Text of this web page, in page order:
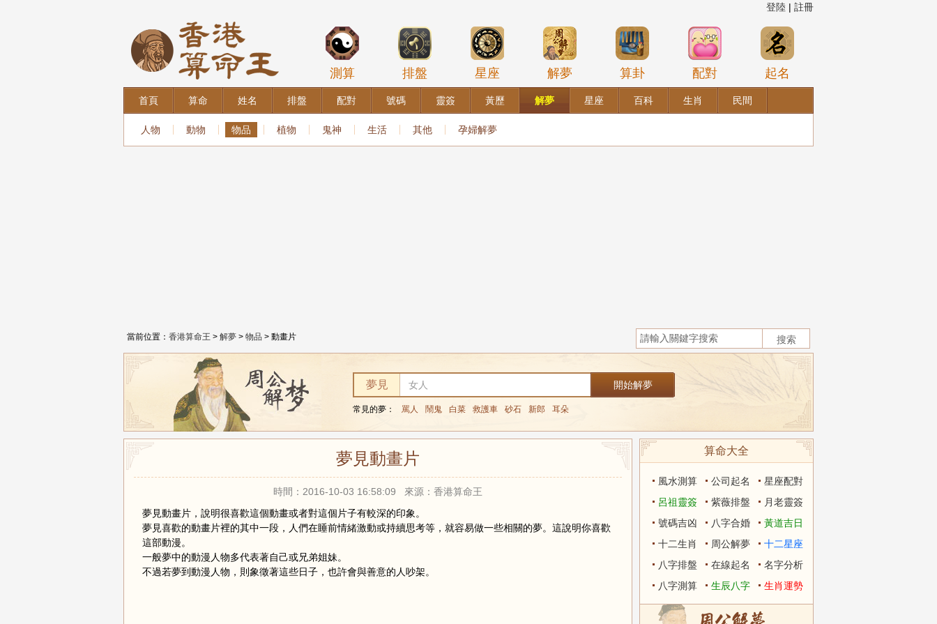
登陸 | 註冊
測算 排盤 星座 解夢 算卦 配對 起名
首頁 算命 姓名 排盤 配對 號碼 靈簽 黃歷 解夢 星座 百科 生肖 民間
人物 動物 物品 植物 鬼神 生活 其他 孕婦解夢
當前位置： 香港算命王 > 解夢 > 物品 > 動畫片
夢見
常見的夢： 罵人 鬧鬼 白菜 救護車 砂石 新郎 耳朵
夢見動畫片
時間：2016-10-03 16:58:09 來源：香港算命王
夢見動畫片，說明很喜歡這個動畫或者對這個片子有較深的印象。
夢見喜歡的動畫片裡的其中一段，人們在睡前情緒激動或持續思考等，就容易做一些相關的夢。這說明你喜歡
這部動漫。
一般夢中的動漫人物多代表著自己或兄弟姐妹。
不過若夢到動漫人物，則象徵著這些日子，也許會與善意的人吵架。
算命大全
風水測算 公司起名
星座配對
呂祖靈簽
紫薇排盤
月老靈簽
號碼吉凶
八字合婚
黃道吉日
十二生肖
周公解夢
十二星座
八字排盤
在線起名
名字分析
八字測算
生辰八字 生肖運勢